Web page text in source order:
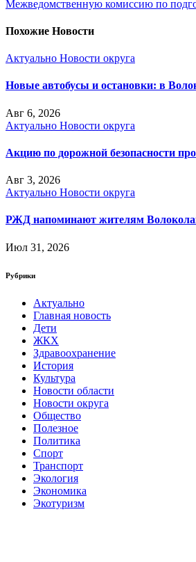
Межведомственную комиссию по
Похожие Новости
Актуально Новости округа
Новые автобусы и остановки: в
Авг 6, 2026
Актуально Новости округа
Акцию по дорожной безопасности
Авг 3, 2026
Актуально Новости округа
РЖД напоминают жителям
Июл 31, 2026
Рубрики
Актуально
Главная новость
Дети
ЖКХ
Здравоохранение
История
Культура
Новости области
Новости округа
Общество
Полезное
Политика
Спорт
Транспорт
Экология
Экономика
Экотуризм